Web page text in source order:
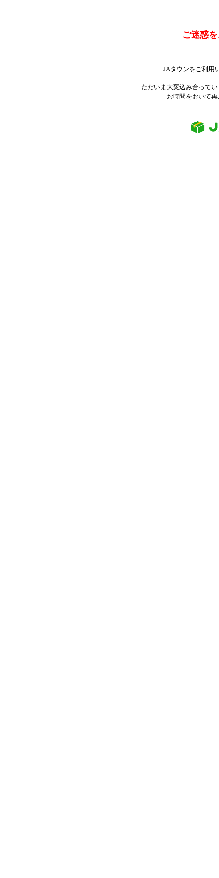
ご迷惑
JAタウンをご利用
ただいま大変込み合って
お時間をおいて